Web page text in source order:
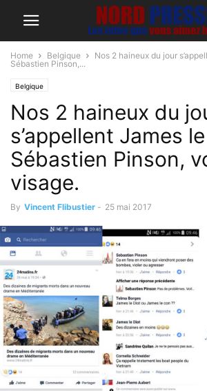
Home Belgique
Nos 2 haineux du jour
Sébastien Pinson,...
Belgique
Nos 2 haineux du
s’appellent James
Sébastien Pinson,
visage.
By Vincent Flibustier - 25 mai 2017